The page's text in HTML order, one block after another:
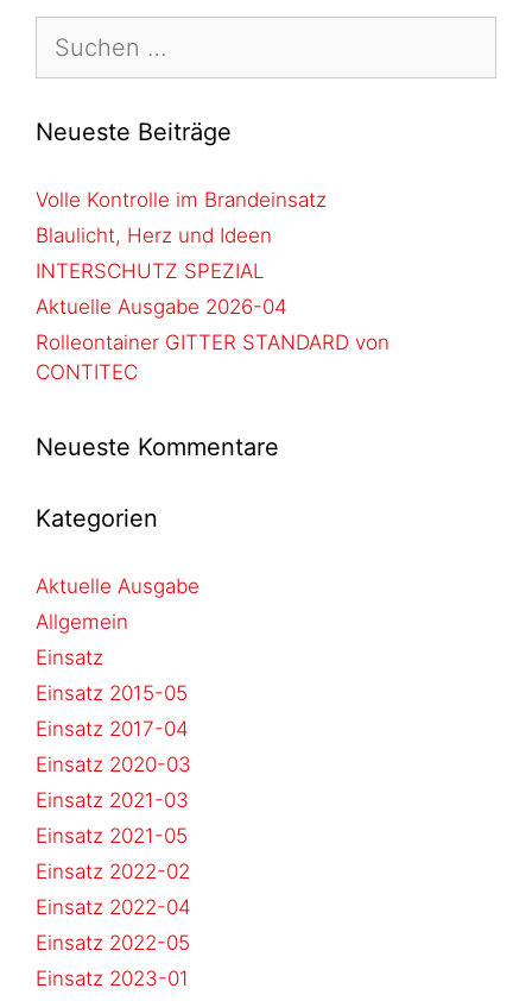
Neueste Beiträge
Volle Kontrolle im Brandeinsatz
Blaulicht, Herz und Ideen
INTERSCHUTZ SPEZIAL
Aktuelle Ausgabe 2026-04
Rolleontainer GITTER STANDARD von
CONTITEC
Neueste Kommentare
Kategorien
Aktuelle Ausgabe
Allgemein
Einsatz
Einsatz 2015-05
Einsatz 2017-04
Einsatz 2020-03
Einsatz 2021-03
Einsatz 2021-05
Einsatz 2022-02
Einsatz 2022-04
Einsatz 2022-05
Einsatz 2023-01